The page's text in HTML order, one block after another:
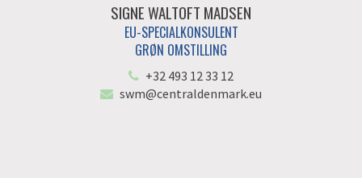
SIGNE WALTOFT MADSEN
EU-SPECIALKONSULENT
GRØN OMSTILLING
+32 493 12 33 12
swm@centraldenmark.eu